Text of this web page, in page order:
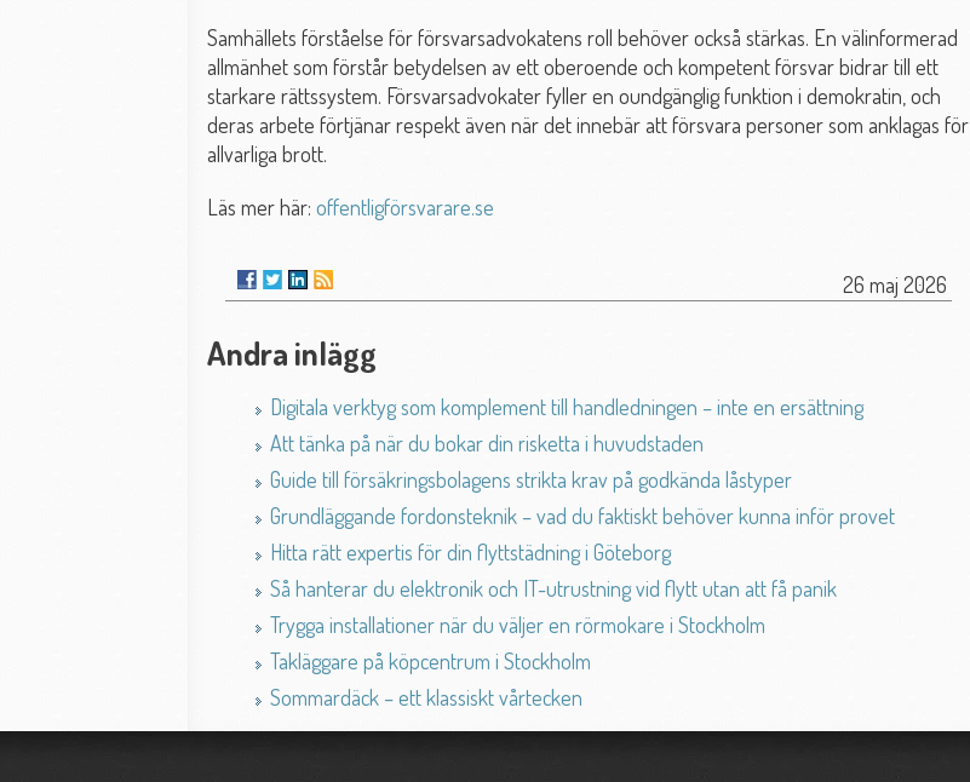
Samhällets förståelse för försvarsadvokatens roll behöver också stärkas. En välinformerad
allmänhet som förstår betydelsen av ett oberoende och kompetent försvar bidrar till ett
starkare rättssystem. Försvarsadvokater fyller en oundgänglig funktion i demokratin, och
deras arbete förtjänar respekt även när det innebär att försvara personer som anklagas för
allvarliga brott.
Läs mer här: offentligförsvarare.se
26 maj 2026
Andra inlägg
Digitala verktyg som komplement till handledningen – inte en ersättning
Att tänka på när du bokar din risketta i huvudstaden
Guide till försäkringsbolagens strikta krav på godkända låstyper
Grundläggande fordonsteknik – vad du faktiskt behöver kunna inför provet
Hitta rätt expertis för din flyttstädning i Göteborg
Så hanterar du elektronik och IT-utrustning vid flytt utan att få panik
Trygga installationer när du väljer en rörmokare i Stockholm
Takläggare på köpcentrum i Stockholm
Sommardäck – ett klassiskt vårtecken